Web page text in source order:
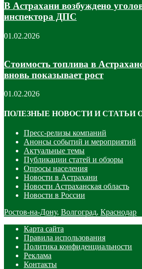
В Астрахани возбуждено
инспектора ДПС
01.02.2026
Стоимость топлива в
вновь показывает рост
01.02.2026
ПОЛЕЗНЫЕ НОВОСТИ И СТАТЬИ
Пресс-релизы компаний
Анонсы событий и мероприятий
Актуальные темы
Публикации статей и обзоры
Опросы населения
Новости в Астрахани
Новости Астраханская область
Новости в России
Ростов-на-Дону, Волгоград, Краснодар
Карта сайта
Правила использования
Политика конфиденциальности
Реклама
Контакты